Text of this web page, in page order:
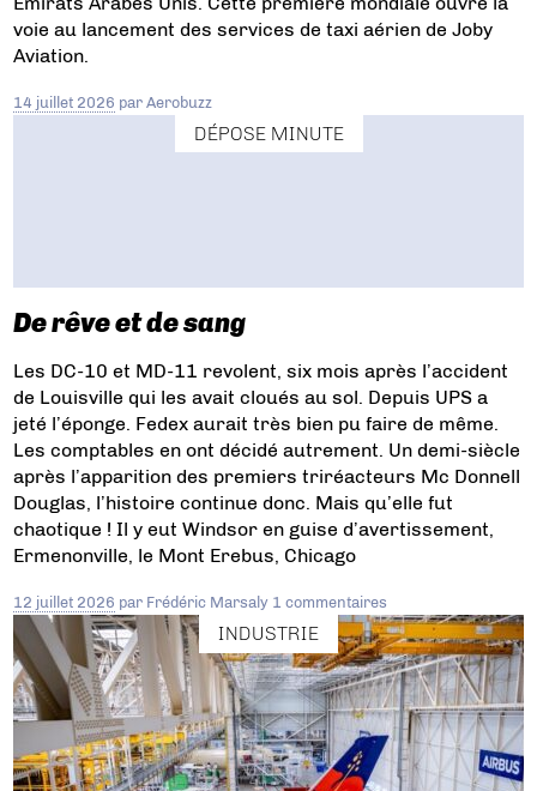
voie au lancement des services de taxi aérien de Joby
Aviation.
14 juillet 2026 parAerobuzz
DÉPOSE MINUTE
De rêve et de sang
Les DC-10 et MD-11 revolent, six mois après l’accident
de Louisville qui les avait cloués au sol. Depuis UPS a
jeté l’éponge. Fedex aurait très bien pu faire de même.
Les comptables en ont décidé autrement. Un demi-siècle
après l’apparition des premiers triréacteurs Mc Donnell
Douglas, l’histoire continue donc. Mais qu’elle fut
chaotique ! Il y eut Windsor en guise d’avertissement,
Ermenonville, le Mont Erebus, Chicago
12 juillet 2026 par Frédéric Marsaly 1 commentaires
INDUSTRIE